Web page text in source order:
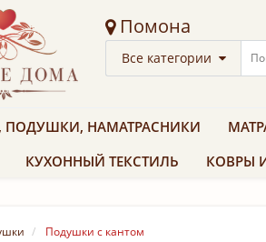
Помона
Все категории
ПОДУШКИ, НАМАТРАСНИКИ
КУХОННЫЙ ТЕКСТИЛЬ КОВРЫ
Подушки с кантом